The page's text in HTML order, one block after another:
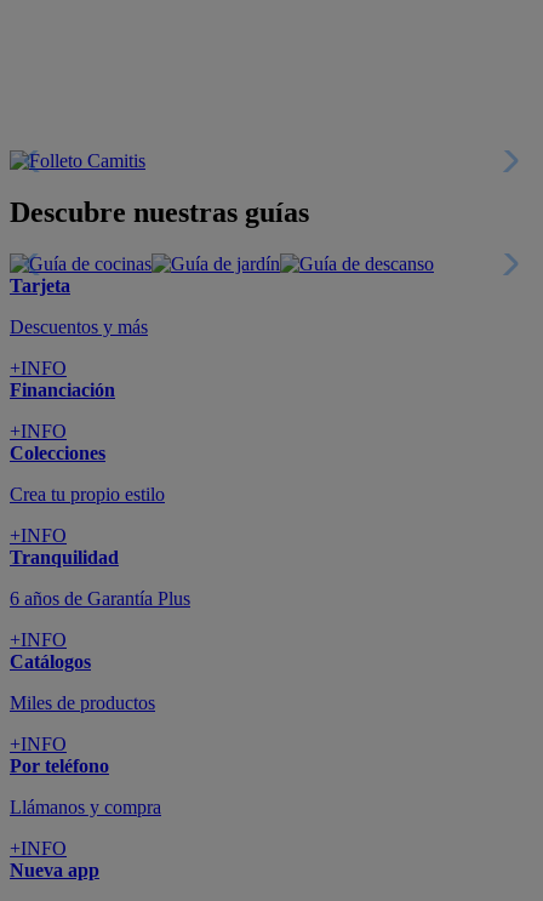
Descubre nuestras guías
Tarjeta
Descuentos y más
+INFO
Financiación
+INFO
Colecciones
Crea tu propio estilo
+INFO
Tranquilidad
6 años de Garantía Plus
+INFO
Catálogos
Miles de productos
+INFO
Por teléfono
Llámanos y compra
+INFO
Nueva app